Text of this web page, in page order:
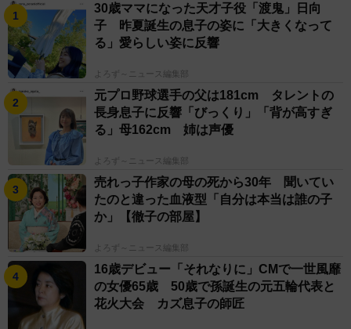
30歳ママになった天才子役「渡鬼」日向
子 昨夏誕生の息子の姿に「大きくなって
る」愛らしい姿に反響
よろず～ニュース編集部
元プロ野球選手の父は181cm タレントの
長身息子に反響「びっくり」「背が高すぎ
る」母162cm 姉は声優
よろず～ニュース編集部
売れっ子作家の母の死から30年 聞いてい
たのと違った血液型「自分は本当は誰の子
か」【徹子の部屋】
よろず～ニュース編集部
16歳デビュー「それなりに」CMで一世風靡
の女優65歳 50歳で孫誕生の元五輪代表と
花火大会 カズ息子の師匠